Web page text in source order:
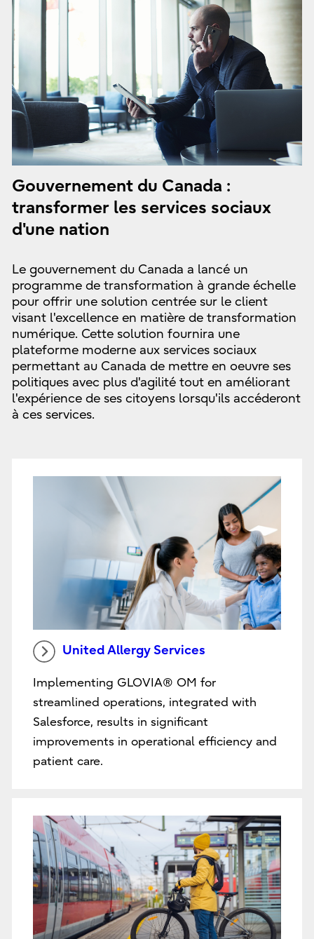
Gouvernement du Canada :
transformer les services sociaux
d'une nation
Le gouvernement du Canada a lancé un
programme de transformation à grande échelle
pour offrir une solution centrée sur le client
visant l'excellence en matière de transformation
numérique. Cette solution fournira une
plateforme moderne aux services sociaux
permettant au Canada de mettre en oeuvre ses
politiques avec plus d'agilité tout en améliorant
l'expérience de ses citoyens lorsqu'ils accéderont
à ces services.
United Allergy Services
Implementing GLOVIA® OM for
streamlined operations, integrated with
Salesforce, results in significant
improvements in operational efficiency and
patient care.